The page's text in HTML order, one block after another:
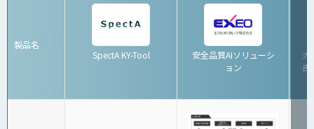
製品名
SpectA KY-Tool
安全品質AIソリューシ
ョン
大
告